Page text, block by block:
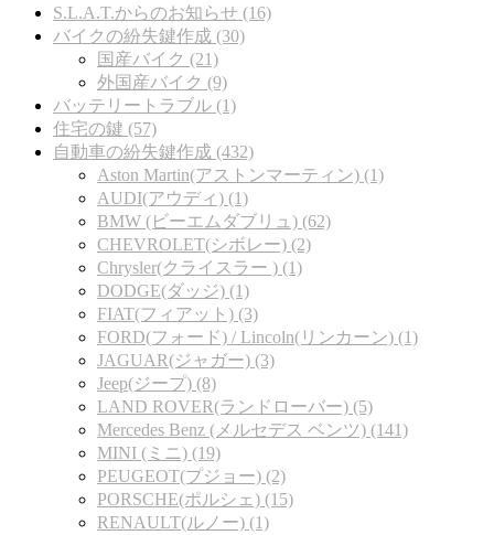
S.L.A.T.からのお知らせ (16)
バイクの紛失鍵作成 (30)
国産バイク (21)
外国産バイク (9)
バッテリートラブル (1)
住宅の鍵 (57)
自動車の紛失鍵作成 (432)
Aston Martin(アストンマーティン) (1)
AUDI(アウディ) (1)
BMW (ビーエムダブリュ) (62)
CHEVROLET(シボレー) (2)
Chrysler(クライスラー ) (1)
DODGE(ダッジ) (1)
FIAT(フィアット) (3)
FORD(フォード) / Lincoln(リンカーン) (1)
JAGUAR(ジャガー) (3)
Jeep(ジープ) (8)
LAND ROVER(ランドローバー) (5)
Mercedes Benz (メルセデス ベンツ) (141)
MINI (ミニ) (19)
PEUGEOT(プジョー) (2)
PORSCHE(ポルシェ) (15)
RENAULT(ルノー) (1)